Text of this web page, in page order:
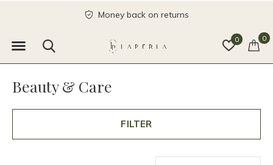
0 0
send with love
Beauty & Care
FILTER